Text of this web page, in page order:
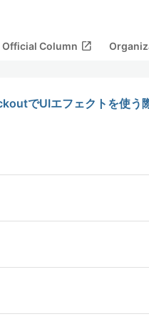
Official Column open_in_new
でUIエフェクトを使う